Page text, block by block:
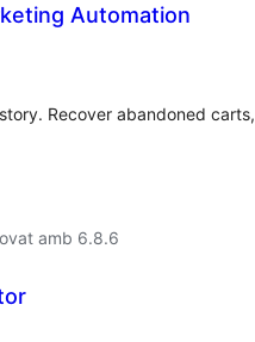
Automation
Recover abandoned carts,
amb 6.8.6